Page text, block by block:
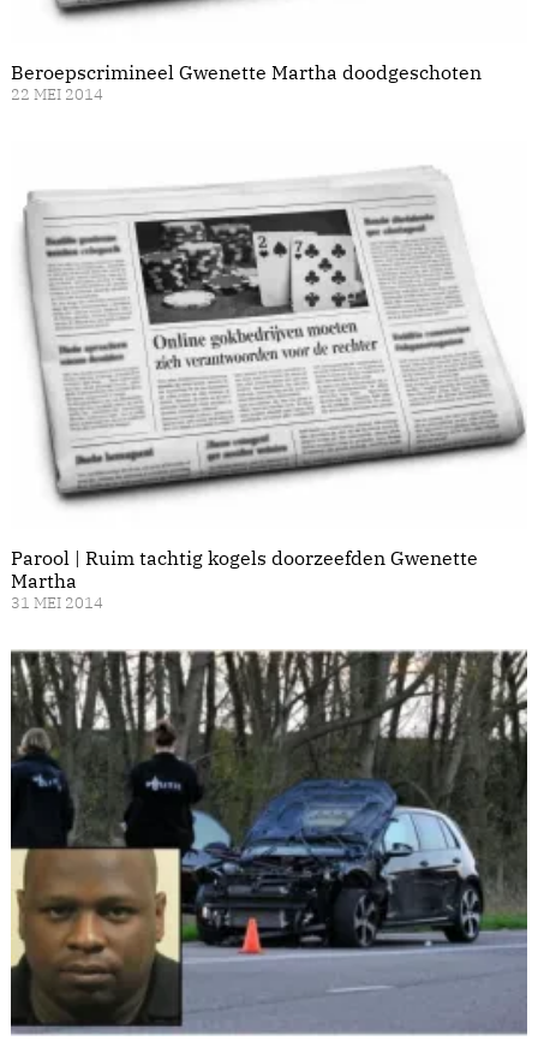
Beroepscrimineel Gwenette Martha doodgeschoten
22 MEI 2014
Parool | Ruim tachtig kogels doorzeefden Gwenette
Martha
31 MEI 2014